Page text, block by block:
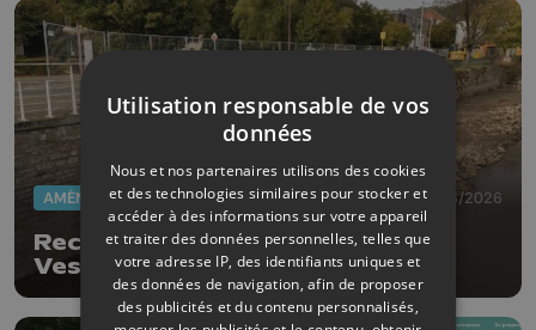
AMÉNAGEMENT DU TERRITOIRE 25/06/2026
Reconstruction de la Vallée de la
Vesdre : 2026 année décisive
Utilisation responsable de vos
données
Nous et nos partenaires utilisons des cookies
et des technologies similaires pour stocker et
accéder à des informations sur votre appareil
et traiter des données personnelles, telles que
votre adresse IP, des identifiants uniques et
des données de navigation, afin de proposer
des publicités et du contenu personnalisés,